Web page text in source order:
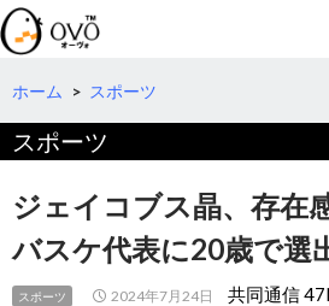
検
索
コ
テ
へ
ホーム > スポーツ
スポーツ
ジェイコブス晶、存在
バスケ代表に20歳で選
スポーツ 2024年7月24日 共同通信